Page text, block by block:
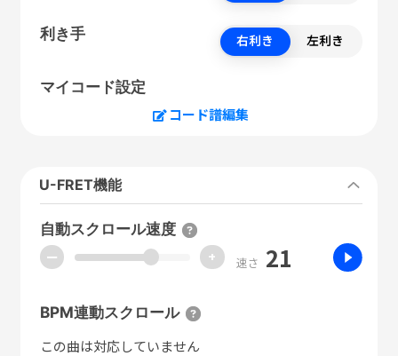
利き手 右利き 左利き
マイコード設定
コード譜編集
U-FRET機能
自動スクロール速度
ー + 速さ 21
BPM連動スクロール
この曲は対応していません